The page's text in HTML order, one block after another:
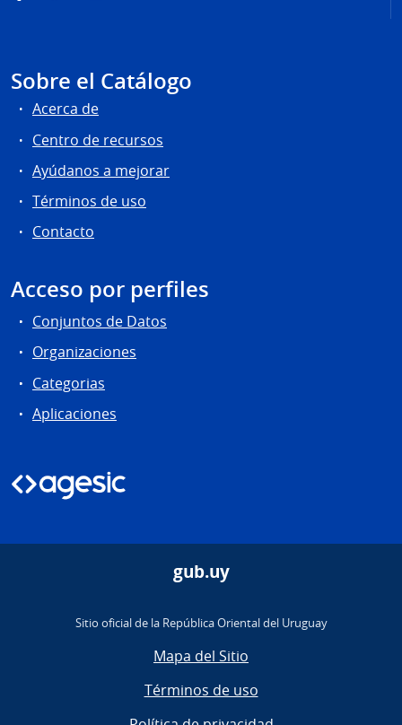
Sobre el Catálogo
Acerca de
Centro de recursos
Ayúdanos a mejorar
Términos de uso
Contacto
Acceso por perfiles
Conjuntos de Datos
Organizaciones
Categorias
Aplicaciones
gub.uy
Sitio oficial de la República Oriental del Uruguay
Mapa del Sitio
Términos de uso